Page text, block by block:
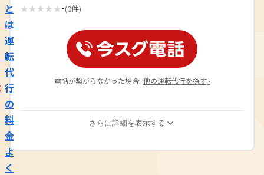
と
は
運
転
代
行
の
料
金
よ
く
★★★★★-(0件)
電話が繋がらなかった場合 他の運転代行を探す ›
さらに詳細を表示する